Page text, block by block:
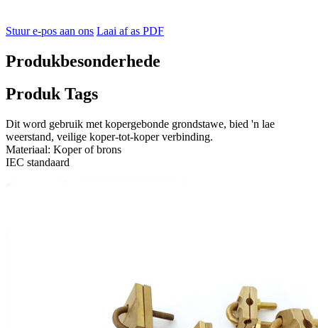
Stuur e-pos aan ons Laai af as PDF
Produkbesonderhede
Produk Tags
Dit word gebruik met kopergebonde grondstawe, bied 'n lae
weerstand, veilige koper-tot-koper verbinding.
Materiaal: Koper of brons
IEC standaard